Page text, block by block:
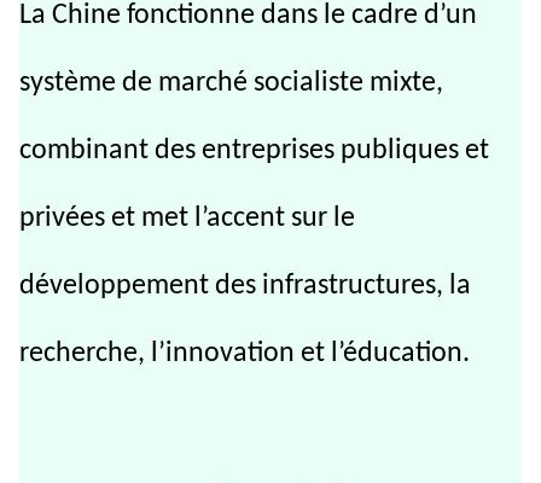
La Chine fonctionne dans le cadre d’un
système de marché socialiste mixte,
combinant des entreprises publiques et
privées et met l’accent sur le
développement des infrastructures, la
recherche, l’innovation et l’éducation.